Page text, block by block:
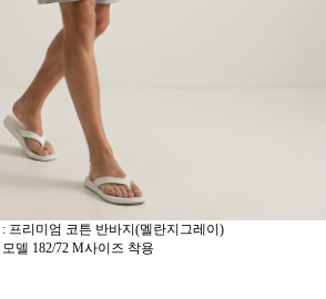
프리미엄 코튼 반바지(멜란지그레이)
모델 182/72 M사이즈 착용